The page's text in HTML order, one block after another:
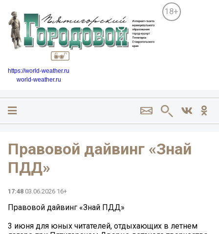
18+
https://world-weather.ru
world-weather.ru
Правовой дайвинг «Знай
ПДД»
17:48 03.06.2026 16+
Правовой дайвинг «Знай ПДД»
3 июня для юных читателей, отдыхающих в летнем